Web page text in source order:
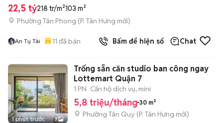
22,5 tỷ218 tr/m²103 m²
Phường Tân Phong (P. Tân Hưng mới)
An Tụ Tài 11 đã bán Bấm để hiện số Chat
1 phút trước 7
Trống sẵn căn studio ban công ngay
Lottemart Quận 7
1 PN Căn hộ dịch vụ, mini
5,8 triệu/tháng 30 m²
Phường Tân Quy (P. Tân Hưng mới)